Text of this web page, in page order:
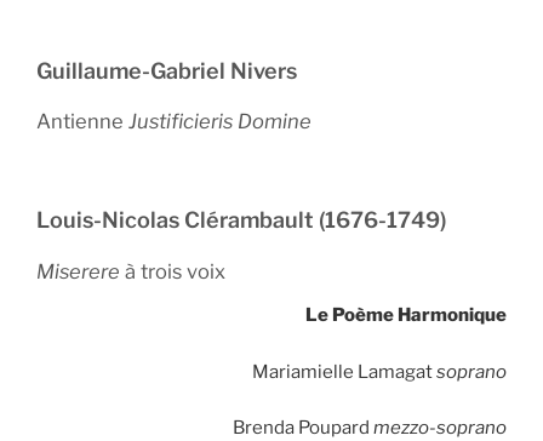
Guillaume-Gabriel Nivers
Antienne Justificieris Domine
Louis-Nicolas Clérambault (1676-1749)
Miserere à trois voix
Le Poème Harmonique
Mariamielle Lamagatsoprano
Brenda Poupard mezzo-soprano